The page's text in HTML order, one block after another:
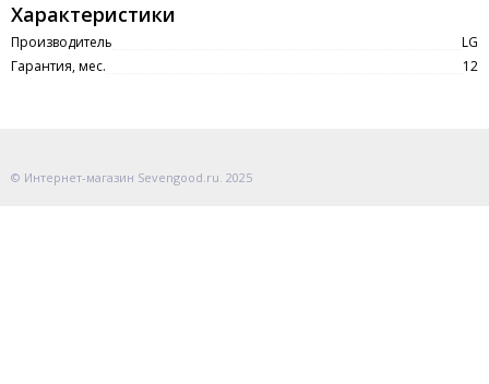
Характеристики
Производитель
LG
Гарантия, мес.
12
© Интернет-магазин Sevengood.ru. 2025